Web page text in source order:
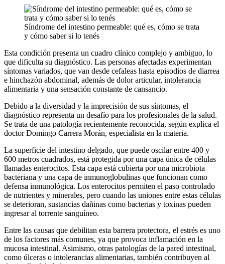
Síndrome del intestino permeable: qué es, cómo se trata
y cómo saber si lo tenés
Esta condición presenta un cuadro clínico complejo y ambiguo, lo
que dificulta su diagnóstico. Las personas afectadas experimentan
síntomas variados, que van desde cefaleas hasta episodios de diarrea
e hinchazón abdominal, además de dolor articular, intolerancia
alimentaria y una sensación constante de cansancio.
Debido a la diversidad y la imprecisión de sus síntomas, el
diagnóstico representa un desafío para los profesionales de la salud.
Se trata de una patología recientemente reconocida, según explica el
doctor Domingo Carrera Morán, especialista en la materia.
La superficie del intestino delgado, que puede oscilar entre 400 y
600 metros cuadrados, está protegida por una capa única de células
llamadas enterocitos. Esta capa está cubierta por una microbiota
bacteriana y una capa de inmunoglobulinas que funcionan como
defensa inmunológica. Los enterocitos permiten el paso controlado
de nutrientes y minerales, pero cuando las uniones entre estas células
se deterioran, sustancias dañinas como bacterias y toxinas pueden
ingresar al torrente sanguíneo.
Entre las causas que debilitan esta barrera protectora, el estrés es uno
de los factores más comunes, ya que provoca inflamación en la
mucosa intestinal. Asimismo, otras patologías de la pared intestinal,
como úlceras o intolerancias alimentarias, también contribuyen al